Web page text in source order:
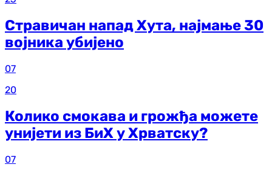
Стравичан напад Хута, најмање 30
војника убијено
07
20
Колико смокава и грожђа можете
унијети из БиХ у Хрватску?
07